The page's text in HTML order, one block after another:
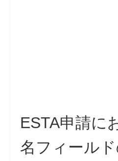
Nederlands ( オラ
Eesti エストニア
ESTA申請に
名フィール